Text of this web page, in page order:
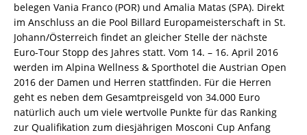
belegen Vania Franco (POR) und Amalia Matas (SPA). Direkt
im Anschluss an die Pool Billard Europameisterschaft in St.
Johann/Österreich findet an gleicher Stelle der nächste
Euro-Tour Stopp des Jahres statt. Vom 14. – 16. April 2016
werden im Alpina Wellness & Sporthotel die Austrian Open
2016 der Damen und Herren stattfinden. Für die Herren
geht es neben dem Gesamtpreisgeld von 34.000 Euro
natürlich auch um viele wertvolle Punkte für das Ranking
zur Qualifikation zum diesjährigen Mosconi Cup Anfang